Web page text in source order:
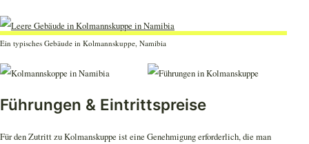
Ein typisches Gebäude in Kolmannskuppe, Namibia
Führungen & Eintrittspreise
Für den Zutritt zu Kolmanskuppe ist eine Genehmigung erforderlich, die man